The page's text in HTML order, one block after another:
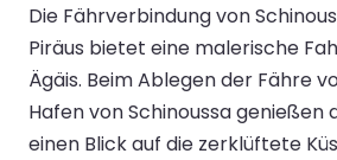
Die Fährverbindung von
Piräus bietet eine malerische
Ägäis. Beim Ablegen der Fähre
Hafen von Schinoussa genießen
einen Blick auf die zerklüftete